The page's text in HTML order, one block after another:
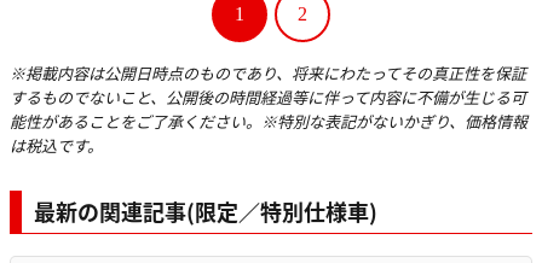
1 2
※掲載内容は公開日時点のものであり、将来にわたってその真正性を保証
するものでないこと、公開後の時間経過等に伴って内容に不備が生じる可
能性があることをご了承ください。※特別な表記がないかぎり、価格情報
は税込です。
最新の関連記事(限定／特別仕様車)